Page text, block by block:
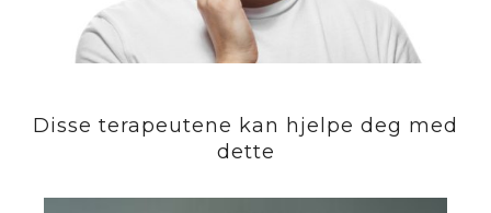
Disse terapeutene kan hjelpe deg med
dette